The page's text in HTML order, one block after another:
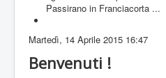
Passirano in Franciacorta ...
Martedì, 14 Aprile 2015 16:47
Benvenuti !